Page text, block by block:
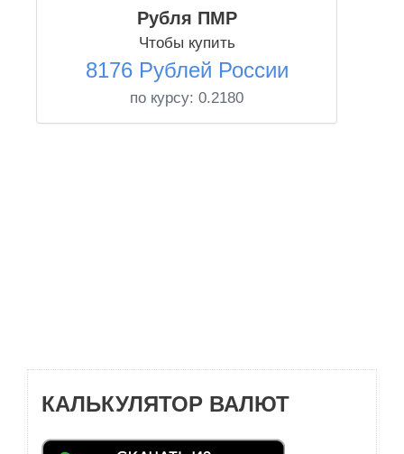
Рубля ПМР
Чтобы купить
8176 Рублей России
по курсу: 0.2180
КАЛЬКУЛЯТОР ВАЛЮТ